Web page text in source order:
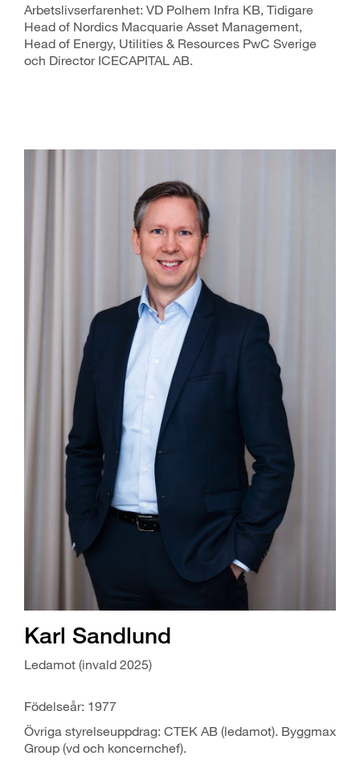
Arbetslivserfarenhet: VD Polhem Infra KB, Tidigare
Head of Nordics Macquarie Asset Management,
Head of Energy, Utilities & Resources PwC Sverige
och Director ICECAPITAL AB.
Karl Sandlund
Ledamot (invald 2025)
Födelseår: 1977
Övriga styrelseuppdrag: CTEK AB (ledamot). Byggmax
Group (vd och koncernchef).